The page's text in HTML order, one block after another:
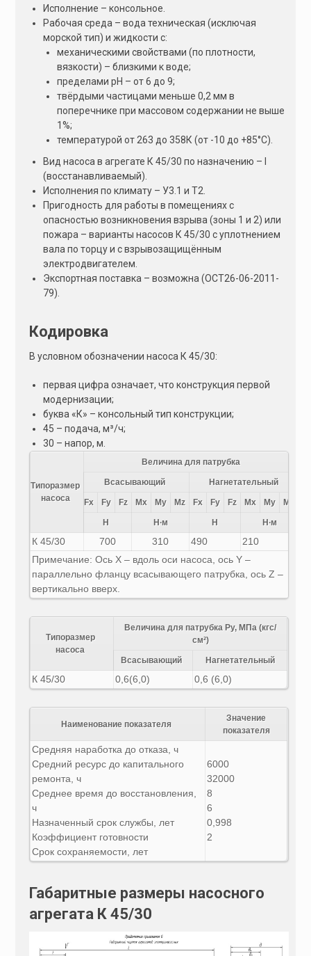
Исполнение – консольное.
Рабочая среда – вода техническая (исключая
морской тип) и жидкости с:
механическими свойствами (по плотности,
вязкости) – близкими к воде;
пределами рН – от 6 до 9;
твёрдыми частицами меньше 0,2 мм в
поперечнике при массовом содержании не выше
1%;
температурой от 263 до 358К (от -10 до +85°С).
Вид насоса в агрегате К 45/30 по назначению – I
(восстанавливаемый).
Исполнения по климату – У3.1 и Т2.
Пригодность для работы в помещениях с
опасностью возникновения взрыва (зоны 1 и 2) или
пожара – варианты насосов К 45/30 с уплотнением
вала по торцу и с взрывозащищённым
электродвигателем.
Экспортная поставка – возможна (ОСТ26-06-2011-
79).
Кодировка
В условном обозначении насоса К 45/30:
первая цифра означает, что конструкция первой
модернизации;
буква «К» – консольный тип конструкции;
45 – подача, м³/ч;
30 – напор, м.
Типоразмер
насоса
Величина для патрубка
Всасывающий Нагнетательный
Fx Fy Fz Mx My Mz Fx Fy Fz Mx My Mz
Н Н∙м Н Н∙м
К 45/30 700 310 490
210
Примечание: Ось X – вдоль оси насоса, ось Y –
параллельно фланцу всасывающего патрубка, ось Z –
вертикально вверх.
Типоразмер
насоса
Величина для патрубка Ру, МПа (кгс/
см²)
Всасывающий Нагнетательный
К 45/30 0,6(6,0) 0,6 (6,0)
Наименование показателя
Значение
показателя
Средняя наработка до отказа, ч
Средний ресурс до капитального
ремонта, ч
Среднее время до восстановления,
ч
Назначенный срок службы, лет
Коэффициент готовности
Срок сохраняемости, лет
6000
32000
8
6
0,998
2
Габаритные размеры насосного
агрегата К 45/30